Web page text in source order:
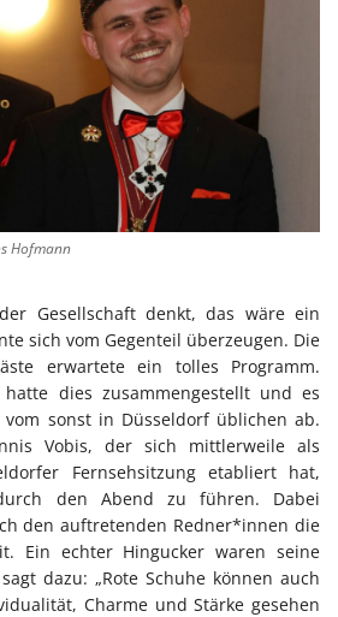
Hofmann
Gesellschaft denkt, das wäre ein
sich vom Gegenteil überzeugen. Die
erwartete ein tolles Programm.
hatte dies zusammengestellt und es
sonst in Düsseldorf üblichen ab.
Vobis, der sich mittlerweile als
Fernsehsitzung etabliert hat,
den Abend zu führen. Dabei
den auftretenden Redner*innen die
Ein echter Hingucker waren seine
dazu: „Rote Schuhe können auch
Charme und Stärke gesehen